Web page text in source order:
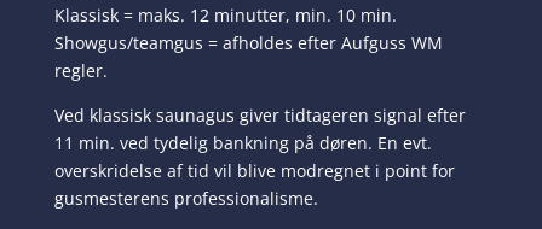
Klassisk = maks. 12 minutter, min. 10 min.
Showgus/teamgus = afholdes efter Aufguss WM
regler.
Ved klassisk saunagus giver tidtageren signal efter
11 min. ved tydelig bankning på døren. En evt.
overskridelse af tid vil blive modregnet i point for
gusmesterens professionalisme.